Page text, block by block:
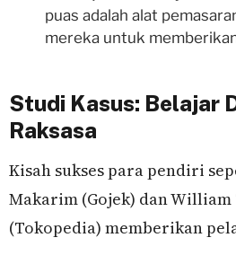
puas adalah alat
mereka untuk
Studi Kasus: Belajar
Raksasa
Kisah sukses para pendiri
Makarim (Gojek) dan
(Tokopedia) memberikan